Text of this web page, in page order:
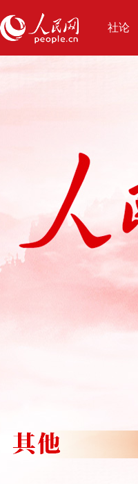
社论